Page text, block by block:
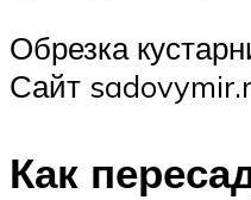
Обрезка
Сайт
Как